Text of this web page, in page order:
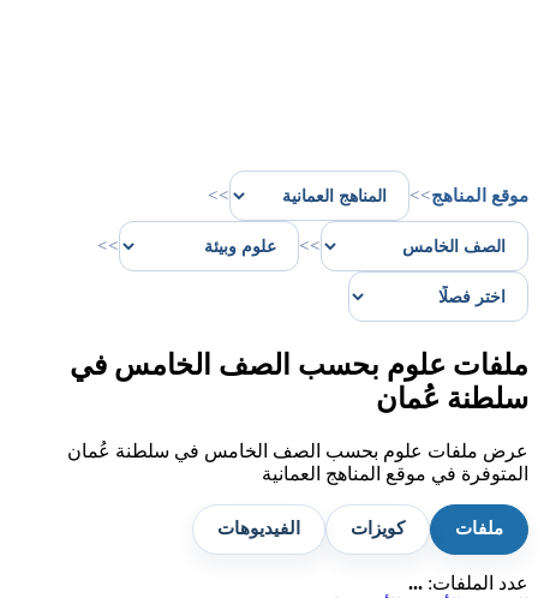
موقع المناهج>>
>>
>>
>>
ملفات علوم بحسب الصف الخامس في
سلطنة عُمان
عرض ملفات علوم بحسب الصف الخامس في سلطنة عُمان
المتوفرة في موقع المناهج العمانية
ملفات كويزات الفيديوهات
عدد الملفات: ...